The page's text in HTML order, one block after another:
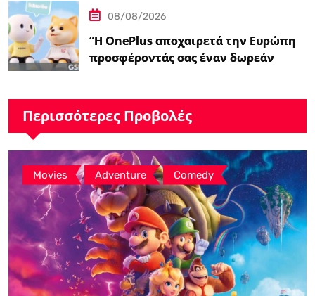
08/08/2026
“Η OnePlus αποχαιρετά την Ευρώπη
προσφέροντάς σας έναν δωρεάν
Περισσότερες Προβολές
Movies , Adventure , Comedy